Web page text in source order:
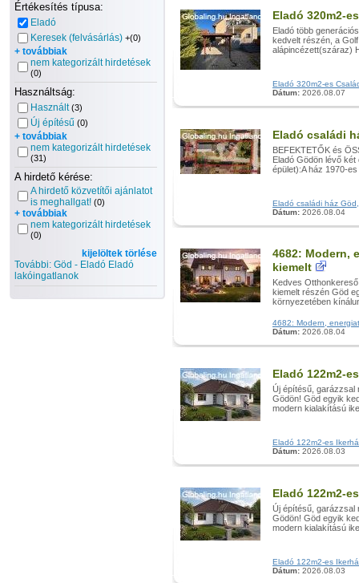
Értékesítés típusa:
Eladó
Keresek (felvásárlás) +(0)
+ továbbiak
nem kategorizált hirdetések
(0)
Használtság:
Használt (3)
Új építésű (0)
+ továbbiak
nem kategorizált hirdetések
(31)
A hirdető kérése:
A hirdető közvetítői ajánlatot
is meghallgat! (0)
+ továbbiak
nem kategorizált hirdetések
(0)
kijelöltek törlése
További: Göd - Eladó Eladó
lakóingatlanok
Eladó 320m2-
Eladó több
kedvelt részén, a
alápincézett(száraz)
Eladó 320m2-es
Dátum: 2026.08.07
Eladó családi
BEFEKTETŐK és
Eladó Gödön lévő
épület):A ház 1970-
Eladó családi ház
Dátum: 2026.08.04
4682: Modern,
kiemelt
Kedves
kiemelt részén Göd
környezetében
4682: Modern,
Dátum: 2026.08.04
Eladó 122m2-
Új építésű, garázzsal
Gödön! Göd egyik
modern kialakítású
Eladó 122m2-es
Dátum: 2026.08.03
Eladó 122m2-
Új építésű, garázzsal
Gödön! Göd egyik
modern kialakítású
Eladó 122m2-es
Dátum: 2026.08.03